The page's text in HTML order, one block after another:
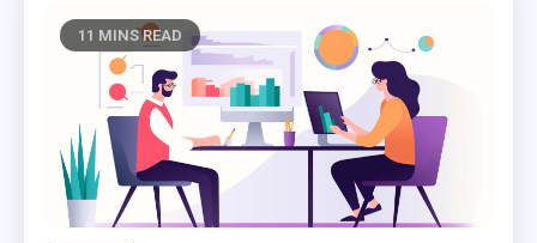
11 MINS READ